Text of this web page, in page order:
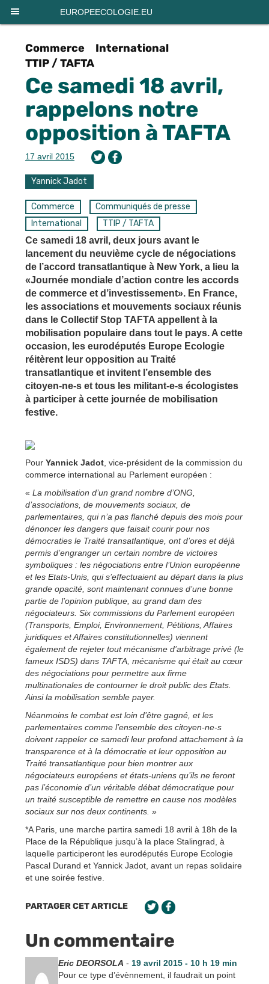
EUROPEECOLOGIE.EU
Commerce
International
TTIP / TAFTA
Ce samedi 18 avril,
rappelons notre
opposition à TAFTA
17 avril 2015
Yannick Jadot
Commerce
Communiqués de presse
International
TTIP / TAFTA
Ce samedi 18 avril, deux jours avant le
lancement du neuvième cycle de négociations
de l’accord transatlantique à New York, a lieu la
«Journée mondiale d’action contre les accords
de commerce et d’investissement». En France,
les associations et mouvements sociaux réunis
dans le Collectif Stop TAFTA appellent à la
mobilisation populaire dans tout le pays. A cette
occasion, les eurodéputés Europe Ecologie
réitèrent leur opposition au Traité
transatlantique et invitent l’ensemble des
citoyen-ne-s et tous les militant-e-s écologistes
à participer à cette journée de mobilisation
festive.
Pour Yannick Jadot , vice-président de la commission du
commerce international au Parlement européen :
« La mobilisation d’un grand nombre d’ONG,
d’associations, de mouvements sociaux, de
parlementaires, qui n’a pas flanché depuis des mois pour
dénoncer les dangers que faisait courir pour nos
démocraties le Traité transatlantique, ont d’ores et déjà
permis d’engranger un certain nombre de victoires
symboliques : les négociations entre l’Union européenne
et les Etats-Unis, qui s’effectuaient au départ dans la plus
grande opacité, sont maintenant connues d’une bonne
partie de l’opinion publique, au grand dam des
négociateurs. Six commissions du Parlement européen
(Transports, Emploi, Environnement, Pétitions, Affaires
juridiques et Affaires constitutionnelles) viennent
également de rejeter tout mécanisme d’arbitrage privé (le
fameux ISDS) dans TAFTA, mécanisme qui était au cœur
des négociations pour permettre aux firme
multinationales de contourner le droit public des Etats.
Ainsi la mobilisation semble payer.
Néanmoins le combat est loin d’être gagné, et les
parlementaires comme l’ensemble des citoyen-ne-s
doivent rappeler ce samedi leur profond attachement à la
transparence et à la démocratie et leur opposition au
Traité transatlantique pour bien montrer aux
négociateurs européens et états-uniens qu’ils ne feront
pas l’économie d’un véritable débat démocratique pour
un traité susceptible de remettre en cause nos modèles
sociaux sur nos deux continents. »
*A Paris, une marche partira samedi 18 avril à 18h de la
Place de la République jusqu’à la place Stalingrad, à
laquelle participeront les eurodéputés Europe Ecologie
Pascal Durand et Yannick Jadot, avant un repas solidaire
et une soirée festive.
PARTAGER CET ARTICLE
Un commentaire
Eric DEORSOLA - 19 avril 2015 - 10 h 19 min
Pour ce type d’évènnement, il faudrait un point